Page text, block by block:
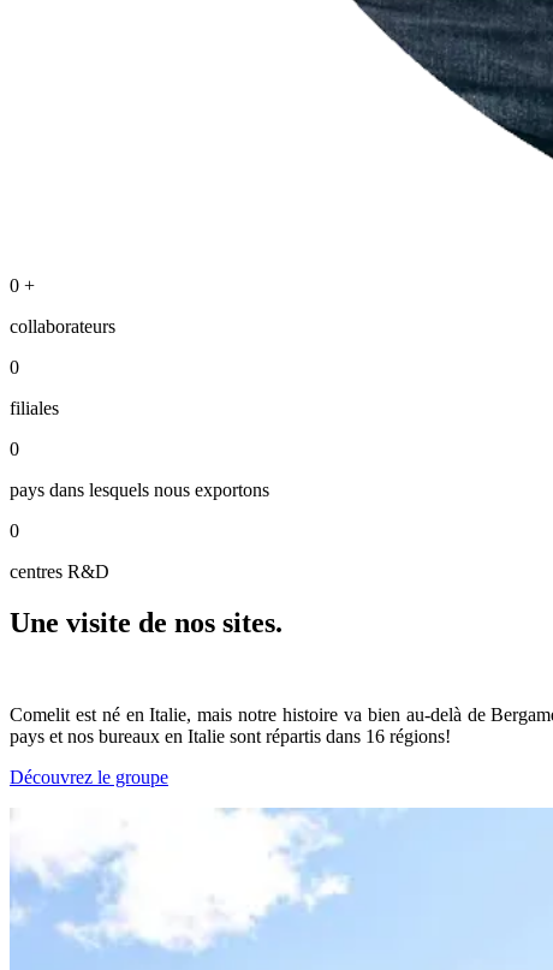
0 +
collaborateurs
0
filiales
0
pays dans lesquels nous exportons
0
centres R&D
Une visite de nos sites.
Comelit est né en Italie, mais notre histoire va bien au-delà de
pays et nos bureaux en Italie sont répartis dans 16 régions!
Découvrez le groupe